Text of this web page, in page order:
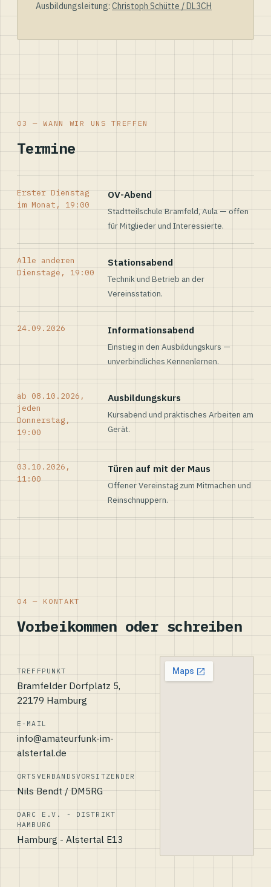
Ausbildungsleitung: Christoph Schütte / DL3CH
03 — WANN WIR UNS TREFFEN
Termine
Erster Dienstag
im Monat, 19:00
OV-Abend
Stadtteilschule Bramfeld, Aula — offen
für Mitglieder und Interessierte.
Alle anderen
Dienstage, 19:00
Stationsabend
Technik und Betrieb an der
Vereinsstation.
24.09.2026 Informationsabend
Einstieg in den Ausbildungskurs —
unverbindliches Kennenlernen.
ab 08.10.2026,
jeden
Donnerstag,
19:00
Ausbildungskurs
Kursabend und praktisches Arbeiten am
Gerät.
03.10.2026,
11:00
Türen auf mit der Maus
Offener Vereinstag zum Mitmachen und
Reinschnuppern.
04 — KONTAKT
Vorbeikommen oder schreiben
TREFFPUNKT
Bramfelder Dorfplatz 5,
22179 Hamburg
E-MAIL
info@amateurfunk-im-
alstertal.de
ORTSVERBANDSVORSITZENDER
Nils Bendt / DM5RG
DARC E.V. - DISTRIKT
HAMBURG
Hamburg - Alstertal E13